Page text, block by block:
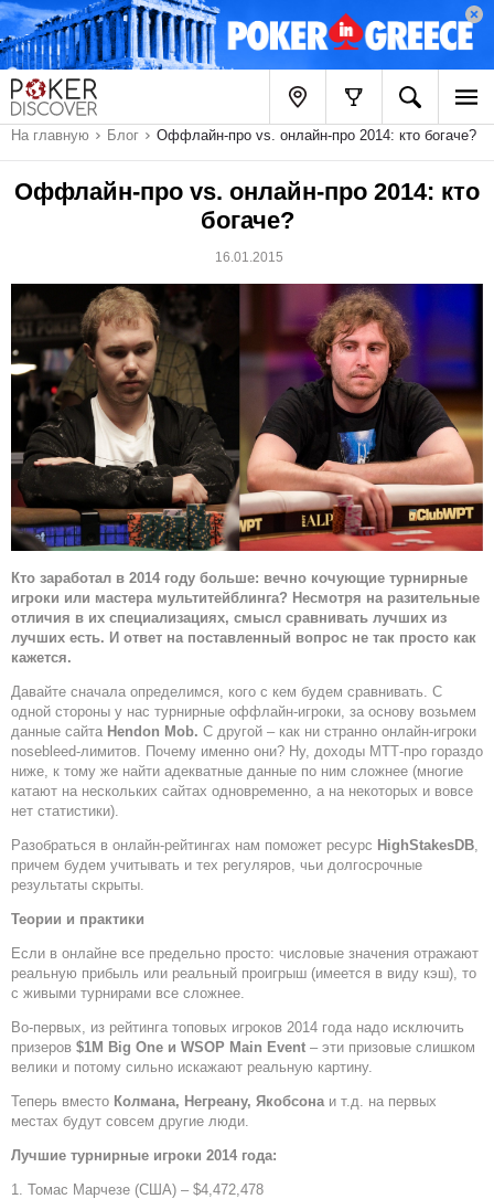
На главную Блог Оффлайн-про vs. онлайн-про 2014: кто богаче?
Оффлайн-про vs. онлайн-про 2014: кто
богаче?
16.01.2015
Кто заработал в 2014 году больше: вечно кочующие турнирные
игроки или мастера мультитейблинга? Несмотря на разительные
отличия в их специализациях, смысл сравнивать лучших из
лучших есть. И ответ на поставленный вопрос не так просто как
кажется.
Давайте сначала определимся, кого с кем будем сравнивать. С
одной стороны у нас турнирные оффлайн-игроки, за основу возьмем
данные сайта Hendon Mob. С другой – как ни странно онлайн-игроки
nosebleed-лимитов. Почему именно они? Ну, доходы МТТ-про гораздо
ниже, к тому же найти адекватные данные по ним сложнее (многие
катают на нескольких сайтах одновременно, а на некоторых и вовсе
нет статистики).
Разобраться в онлайн-рейтингах нам поможет ресурс HighStakesDB
причем будем учитывать и тех регуляров, чьи долгосрочные
результаты скрыты.
Теории и практики
Если в онлайне все предельно просто: числовые значения отражают
реальную прибыль или реальный проигрыш (имеется в виду кэш), то
с живыми турнирами все сложнее.
Во-первых, из рейтинга топовых игроков 2014 года надо исключить
призеров $1М Big One и WSOP Main Event – эти призовые слишком
велики и потому сильно искажают реальную картину.
Теперь вместо Колмана, Негреану, Якобсона и т.д. на первых
местах будут совсем другие люди.
Лучшие турнирные игроки 2014 года:
1. Томас Марчезе (США) – $4,472,478